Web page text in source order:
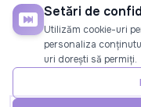
+37360327279
©2026Numina
Setări de
Utilizăm cookie-uri
personaliza
uri dorești să permiți.